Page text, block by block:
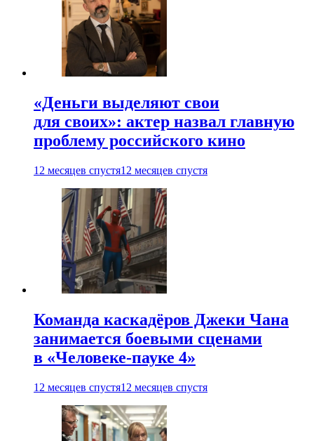
«Деньги выделяют свои
для своих»: актер назвал главную
проблему российского кино
12 месяцев спустя12 месяцев спустя
Команда каскадёров Джеки Чана
занимается боевыми сценами
в «Человеке-пауке 4»
12 месяцев спустя12 месяцев спустя